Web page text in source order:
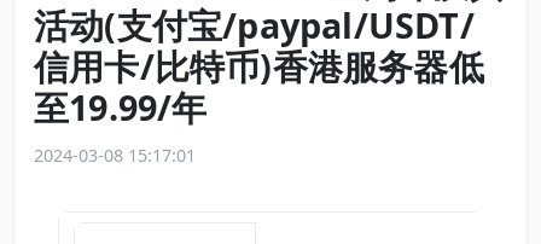
活动(支付宝/paypal/USDT/
信用卡/比特币)香港服务器低
至19.99/年
2024-03-08 15:17:01